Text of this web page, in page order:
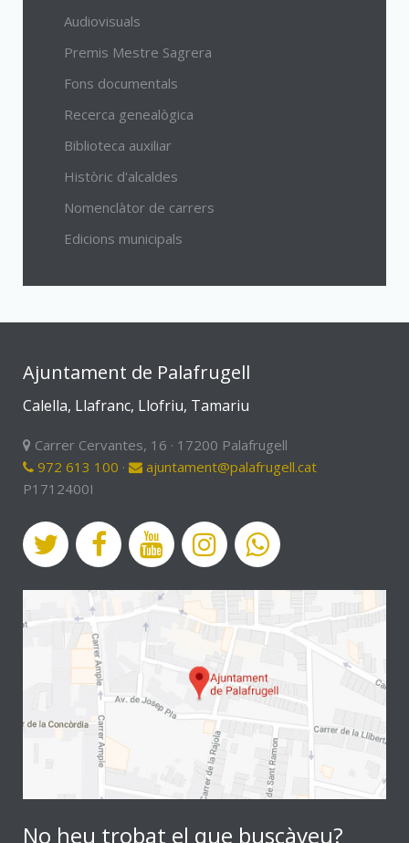
Audiovisuals
Premis Mestre Sagrera
Fons documentals
Recerca genealògica
Biblioteca auxiliar
Històric d'alcaldes
Nomenclàtor de carrers
Edicions municipals
Ajuntament de Palafrugell
Calella, Llafranc, Llofriu, Tamariu
Carrer Cervantes, 16 · 17200 Palafrugell
972 613 100 ·
ajuntament@palafrugell.cat
P1712400I
No heu trobat el que buscàveu?